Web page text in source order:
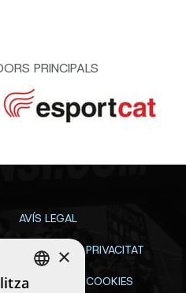
PRINCIPALS
AVÍS LEGAL
POLÍTICA DE PRIVACITAT
POLÍTICA DE COOKIES
×